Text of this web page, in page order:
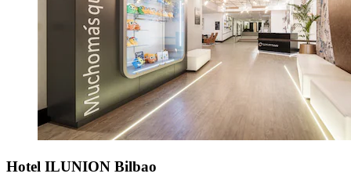
Hotel ILUNION Bilbao